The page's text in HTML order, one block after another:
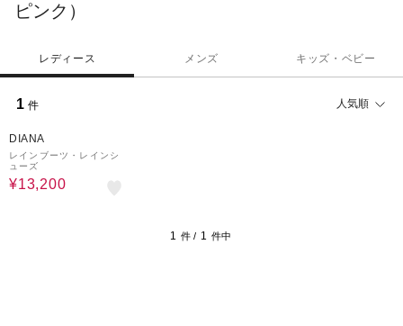
ピンク）
レディース メンズ キッズ・ベビー
1 件 人気順
DIANA
レインブーツ・レインシ
ューズ
¥13,200
1 件 / 1 件中